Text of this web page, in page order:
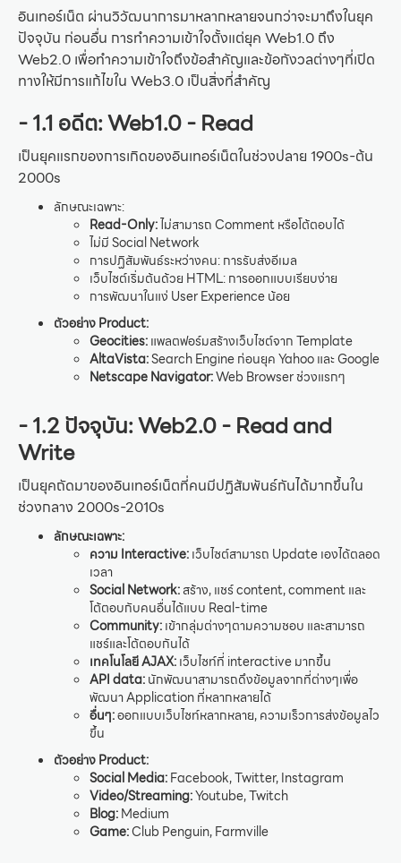
อินเทอร์เน็ต ผ่านวิวัฒนาการมาหลากหลายจนกว่าจะมาถึงในยุค
ปัจจุบัน ก่อนอื่น การทำความเข้าใจตั้งแต่ยุค Web1.0 ถึง
Web2.0 เพื่อทำความเข้าใจถึงข้อสำคัญและข้อกังวลต่างๆที่เปิด
ทางให้มีการแก้ไขใน Web3.0 เป็นสิ่งที่สำคัญ
- 1.1 อดีต: Web1.0 - Read
เป็นยุคแรกของการเกิดของอินเทอร์เน็ตในช่วงปลาย 1900s-ต้น
2000s
ลักษณะเฉพาะ:
Read-Only:ไม่สามารถ Comment หรือโต้ตอบได้
ไม่มี Social Network
การปฏิสัมพันธ์ระหว่างคน: การรับส่งอีเมล
เว็บไซต์เริ่มต้นด้วย HTML: การออกแบบเรียบง่าย
การพัฒนาในแง่ User Experience น้อย
ตัวอย่าง Product:
Geocities:แพลตฟอร์มสร้างเว็บไซต์จาก Template
AltaVista:Search Engine ก่อนยุค Yahoo และ Google
Netscape Navigator:Web Browser ช่วงแรกๆ
- 1.2 ปัจจุบัน: Web2.0 - Read and
Write
เป็นยุคถัดมาของอินเทอร์เน็ตที่คนมีปฏิสัมพันธ์กันได้มากขึ้นใน
ช่วงกลาง 2000s-2010s
ลักษณะเฉพาะ:
ความ Interactive:เว็บไซต์สามารถ Update เองได้ตลอด
เวลา
Social Network:สร้าง, แชร์ content, comment และ
โต้ตอบกับคนอื่นได้แบบ Real-time
Community:เข้ากลุ่มต่างๆตามความชอบ และสามารถ
แชร์และโต้ตอบกันได้
เทคโนโลยี AJAX:เว็บไซท์ที่ interactive มากขึ้น
API data:นักพัฒนาสามารถดึงข้อมูลจากที่ต่างๆเพื่อ
พัฒนา Application ที่หลากหลายได้
อื่นๆ:ออกแบบเว็บไซท์หลากหลาย, ความเร็วการส่งข้อมูลไว
ขึ้น
ตัวอย่าง Product:
Social Media:Facebook, Twitter, Instagram
Video/Streaming:Youtube, Twitch
Blog:Medium
Game:Club Penguin, Farmville